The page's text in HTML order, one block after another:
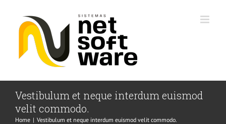
content
Vestibulum et neque interdum euismod
velit commodo.
Home | Vestibulum et neque interdum euismod velit commodo.